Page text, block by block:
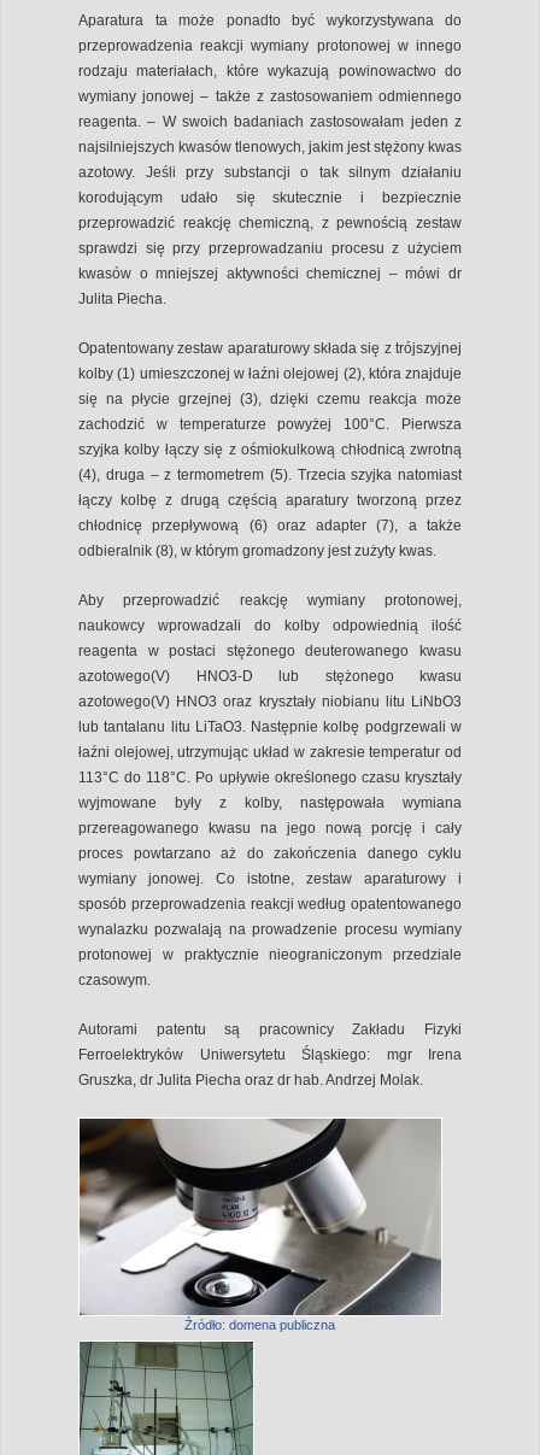
Aparatura ta może ponadto być wykorzystywana do
przeprowadzenia reakcji wymiany protonowej w innego
rodzaju materiałach, które wykazują powinowactwo do
wymiany jonowej – także z zastosowaniem odmiennego
reagenta. – W swoich badaniach zastosowałam jeden z
najsilniejszych kwasów tlenowych, jakim jest stężony kwas
azotowy. Jeśli przy substancji o tak silnym działaniu
korodującym udało się skutecznie i bezpiecznie
przeprowadzić reakcję chemiczną, z pewnością zestaw
sprawdzi się przy przeprowadzaniu procesu z użyciem
kwasów o mniejszej aktywności chemicznej – mówi dr
Julita Piecha.
Opatentowany zestaw aparaturowy składa się z trójszyjnej
kolby (1) umieszczonej w łaźni olejowej (2), która znajduje
się na płycie grzejnej (3), dzięki czemu reakcja może
zachodzić w temperaturze powyżej 100°C. Pierwsza
szyjka kolby łączy się z ośmiokulkową chłodnicą zwrotną
(4), druga – z termometrem (5). Trzecia szyjka natomiast
łączy kolbę z drugą częścią aparatury tworzoną przez
chłodnicę przepływową (6) oraz adapter (7), a także
odbieralnik (8), w którym gromadzony jest zużyty kwas.
Aby przeprowadzić reakcję wymiany protonowej,
naukowcy wprowadzali do kolby odpowiednią ilość
reagenta w postaci stężonego deuterowanego kwasu
azotowego(V) HNO3-D lub stężonego kwasu
azotowego(V) HNO3 oraz kryształy niobianu litu LiNbO3
lub tantalanu litu LiTaO3. Następnie kolbę podgrzewali w
łaźni olejowej, utrzymując układ w zakresie temperatur od
113°C do 118°C. Po upływie określonego czasu kryształy
wyjmowane były z kolby, następowała wymiana
przereagowanego kwasu na jego nową porcję i cały
proces powtarzano aż do zakończenia danego cyklu
wymiany jonowej. Co istotne, zestaw aparaturowy i
sposób przeprowadzenia reakcji według opatentowanego
wynalazku pozwalają na prowadzenie procesu wymiany
protonowej w praktycznie nieograniczonym przedziale
czasowym.
Autorami patentu są pracownicy Zakładu Fizyki
Ferroelektryków Uniwersytetu Śląskiego: mgr Irena
Gruszka, dr Julita Piecha oraz dr hab. Andrzej Molak.
Źródło: domena publiczna